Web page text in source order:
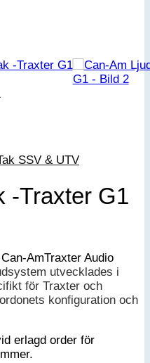
SSV & UTV
-Traxter G1
AmTraxter Audio
utvecklades i
för Traxter och
konfiguration och
erlagd order för